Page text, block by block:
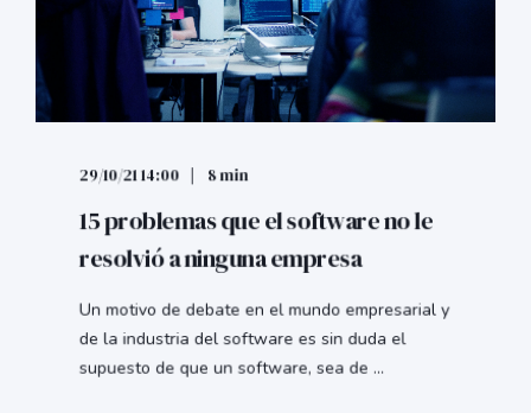
29/10/21 14:00 8 min
15 problemas que el software no le
resolvió a ninguna empresa
Un motivo de debate en el mundo empresarial y
de la industria del software es sin duda el
supuesto de que un software, sea de ...